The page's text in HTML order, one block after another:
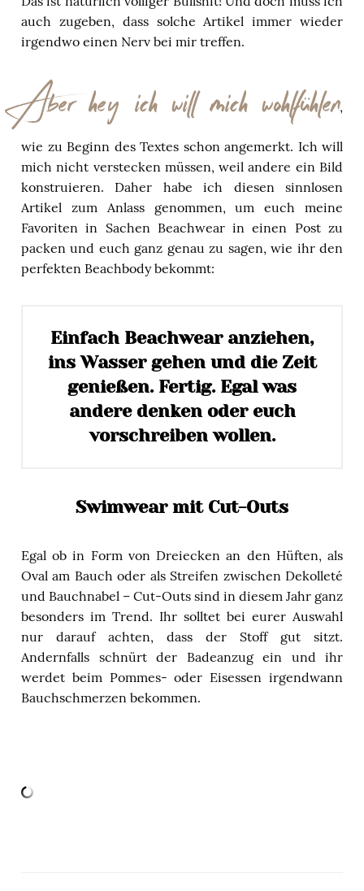
auch zugeben, dass solche Artikel immer wieder
irgendwo einen Nerv bei mir treffen.
Aber hey ich will mich wohlfühlen,
wie zu Beginn des Textes schon angemerkt. Ich will
mich nicht verstecken müssen, weil andere ein Bild
konstruieren. Daher habe ich diesen sinnlosen
Artikel zum Anlass genommen, um euch meine
Favoriten in Sachen Beachwear in einen Post zu
packen und euch ganz genau zu sagen, wie ihr den
perfekten Beachbody bekommt:
Einfach Beachwear anziehen,
ins Wasser gehen und die Zeit
genießen. Fertig. Egal was
andere denken oder euch
vorschreiben wollen.
Swimwear mit Cut-Outs
Egal ob in Form von Dreiecken an den Hüften, als
Oval am Bauch oder als Streifen zwischen Dekolleté
und Bauchnabel – Cut-Outs sind in diesem Jahr ganz
besonders im Trend. Ihr solltet bei eurer Auswahl
nur darauf achten, dass der Stoff gut sitzt.
Andernfalls schnürt der Badeanzug ein und ihr
werdet beim Pommes- oder Eisessen irgendwann
Bauchschmerzen bekommen.